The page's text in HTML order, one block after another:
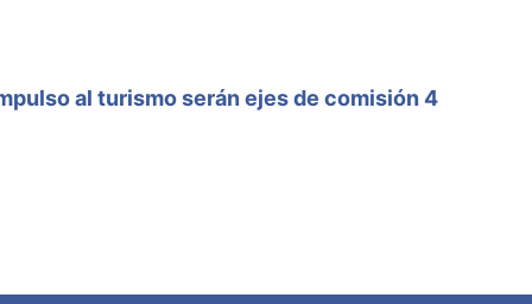
al turismo serán ejes de comisión 4